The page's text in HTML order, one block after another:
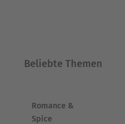
Beliebte Themen
Romance &
Spice